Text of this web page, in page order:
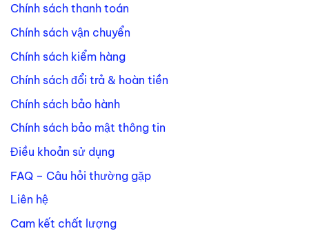
Chính sách thanh toán
Chính sách vận chuyển
Chính sách kiểm hàng
Chính sách đổi trả & hoàn tiền
Chính sách bảo hành
Chính sách bảo mật thông tin
Điều khoản sử dụng
FAQ – Câu hỏi thường gặp
Liên hệ
Cam kết chất lượng